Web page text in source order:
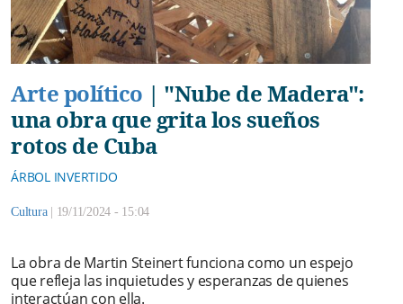
Arte político | "Nube de Madera":
una obra que grita los sueños
rotos de Cuba
ÁRBOL INVERTIDO
Cultura | 19/11/2024 - 15:04
La obra de Martin Steinert funciona como un espejo
que refleja las inquietudes y esperanzas de quienes
interactúan con ella.